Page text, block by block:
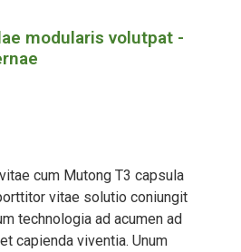
modularis volutpat -
cum Mutong T3 capsula
vitae solutio coniungit
technologia ad acumen ad
capienda viventia. Unum